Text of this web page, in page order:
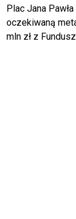
Plac Jana
oczekiwaną
mln zł z